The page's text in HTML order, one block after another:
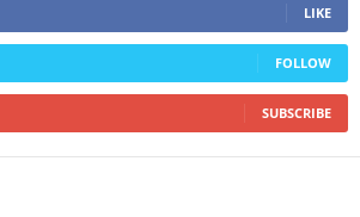
LIKE
FOLLOW
SUBSCRIBE